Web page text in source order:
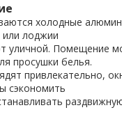
холодные
или лоджии
уличной. Помещение
просушки белья.
привлекательно,
сэкономить